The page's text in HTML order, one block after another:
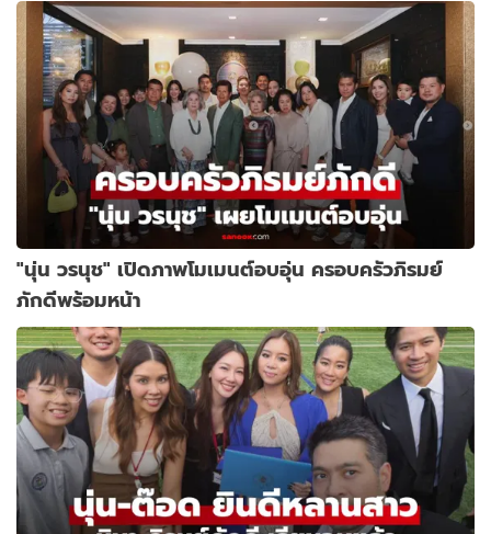
"นุ่น วรนุช" เปิดภาพโมเมนต์อบอุ่น ครอบครัวภิรมย์
ภักดีพร้อมหน้า